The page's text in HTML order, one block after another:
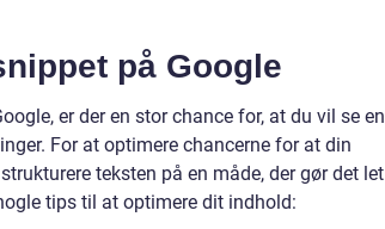
på Google
er der en stor chance for, at du vil se en
For at optimere chancerne for at din
teksten på en måde, der gør det let
tips til at optimere dit indhold: